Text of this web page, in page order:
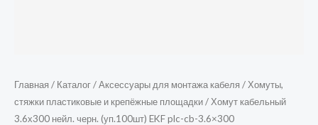
Главная / Каталог/Аксессуары для монтажа кабеля / Хомуты,
стяжки пластиковые и крепёжные площадки/ Хомут кабельный
3.6х300 нейл. черн. (уп.100шт) EKF plc-cb-3.6×300